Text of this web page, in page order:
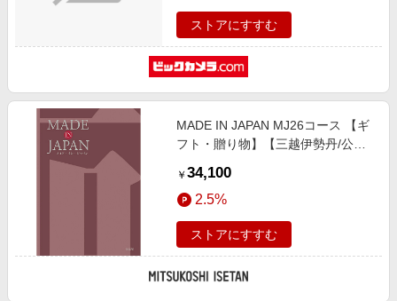
ストアにすすむ
MADE IN JAPAN MJ26コース 【ギ
フト・贈り物】【三越伊勢丹/公
￥ 34,100
2.5%
ストアにすすむ